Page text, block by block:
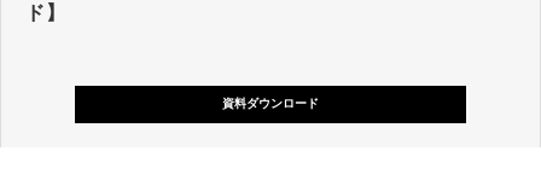
ド】
資料ダウンロード